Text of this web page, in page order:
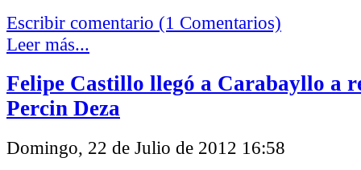
Escribir comentario (1 Comentarios)
Leer más...
Felipe Castillo llegó a Carabayllo a
Percin Deza
Domingo, 22 de Julio de 2012 16:58